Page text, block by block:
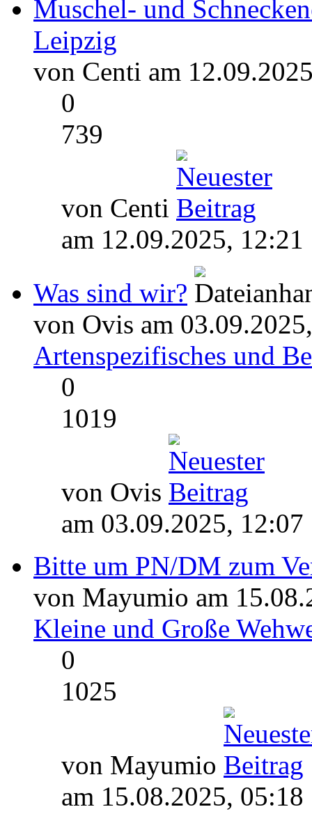
Muschel- und
Leipzig
von Centi am
0
739
von Centi
am 12.09.2025, 12:21
Was sind wir?
von Ovis am
Artenspezifisches und
0
1019
von Ovis
am 03.09.2025, 12:07
Bitte um PN/DM zum
von Mayumio am
Kleine und Große
0
1025
von Mayumio
am 15.08.2025, 05:18